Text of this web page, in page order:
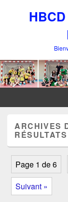
ARCHIVES
Page 1 de 6
Suivant »